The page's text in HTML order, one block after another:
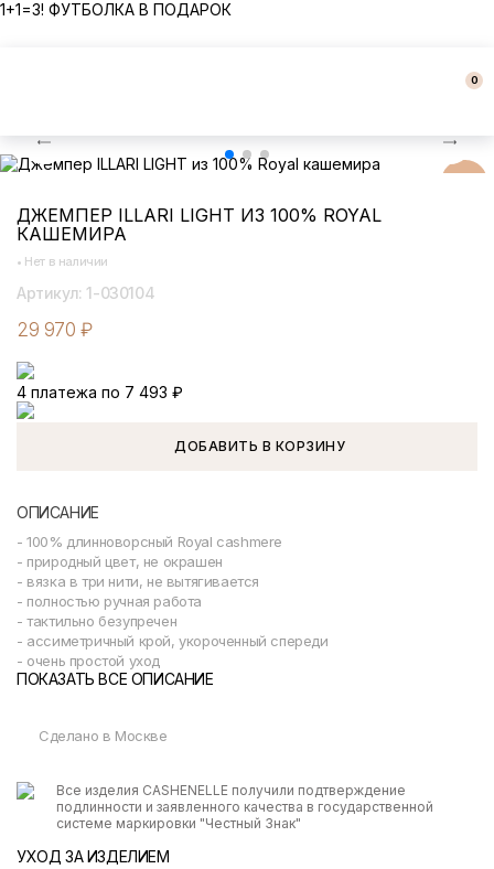
1+1=3! ФУТБОЛКА В ПОДАРОК
0
ДЖЕМПЕР ILLARI LIGHT ИЗ 100% ROYAL
КАШЕМИРА
• Нет в наличии
Артикул: 1-030104
29 970 ₽
4 платежа по 7 493 ₽
ДОБАВИТЬ В КОРЗИНУ
ОПИСАНИЕ
- 100% длинноворсный Royal cashmere
- природный цвет, не окрашен
- вязка в три нити, не вытягивается
- полностью ручная работа
- тактильно безупречен
- ассиметричный крой, укороченный спереди
- очень простой уход
ПОКАЗАТЬ ВСЕ ОПИСАНИЕ
Сделано в Москве
Все изделия CASHENELLE получили подтверждение
подлинности и заявленного качества в государственной
системе маркировки "Честный Знак"
УХОД ЗА ИЗДЕЛИЕМ